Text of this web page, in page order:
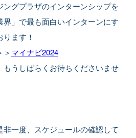
グプラザのインターンシップを
界」で最も面白いインターンにす
ます！
マイナビ2024
もうしばらくお待ちくださいませ
一度、スケジュールの確認して